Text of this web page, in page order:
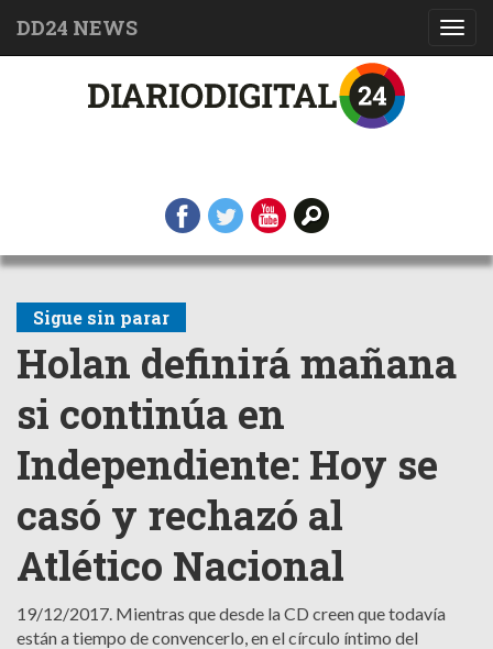
DD24 NEWS
Sigue sin parar
Holan definirá mañana
si continúa en
Independiente: Hoy se
casó y rechazó al
Atlético Nacional
19/12/2017. Mientras que desde la CD creen que todavía
están a tiempo de convencerlo, en el círculo íntimo del